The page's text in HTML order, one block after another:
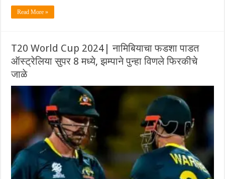
Read More »
T20 World Cup 2024| नामिबियाचा फडशा पाडत
ऑस्ट्रेलिया सुपर 8 मध्ये, झम्पाने पुन्हा विणले फिरकीचे
जाळे